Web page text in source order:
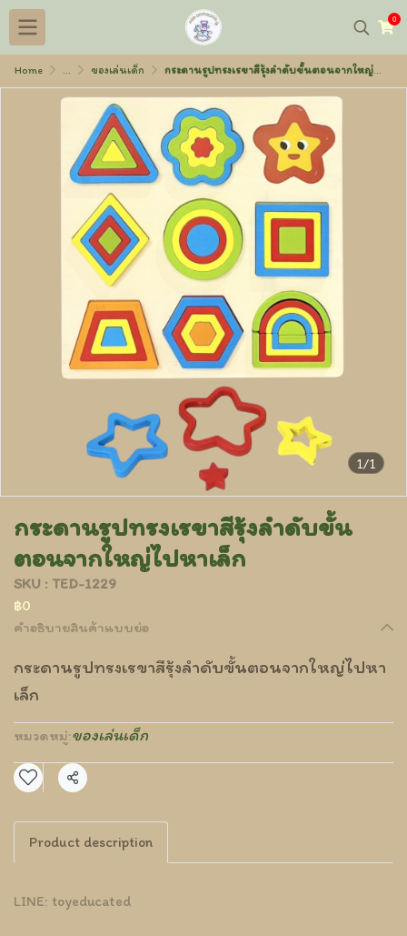
0
Home ... ของเล่นเด็ก กระดานรูปทรงเรขาสีรุ้งลำดับขั้นตอนจากใหญ่ไปหาเล็ก
1/1
กระดานรูปทรงเรขาสีรุ้งลำดับขั้น
ตอนจากใหญ่ไปหาเล็ก
SKU : TED-1229
฿0
คำอธิบายสินค้าแบบย่อ
กระดานรูปทรงเรขาสีรุ้งลำดับขั้นตอนจากใหญ่ไปหา
เล็ก
หมวดหมู่:ของเล่นเด็ก
แชร์
Product description
LINE: toyeducated